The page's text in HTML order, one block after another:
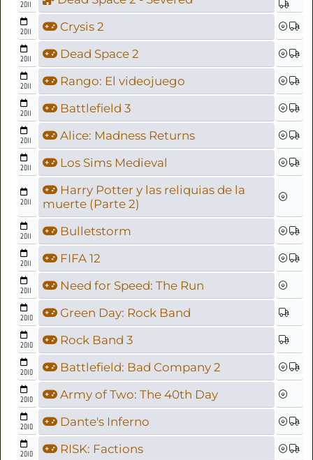
2011
2011 Crysis 2
2011 Dead Space 2
2011 Rango: El videojuego
2011 Battlefield 3
2011 Alice: Madness Returns
2011 Los Sims Medieval
2011
Harry Potter y las reliquias de la
muerte (Parte 2)
2011 Bulletstorm
2011 FIFA 12
2011 Need for Speed: The Run
2010 Green Day: Rock Band
2010 Rock Band 3
2010 Battlefield: Bad Company 2
2010 Army of Two: The 40th Day
2010 Dante's Inferno
2010 RISK: Factions